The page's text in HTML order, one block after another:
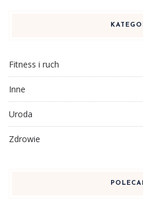
Fitness i ruch
Inne
Uroda
Zdrowie